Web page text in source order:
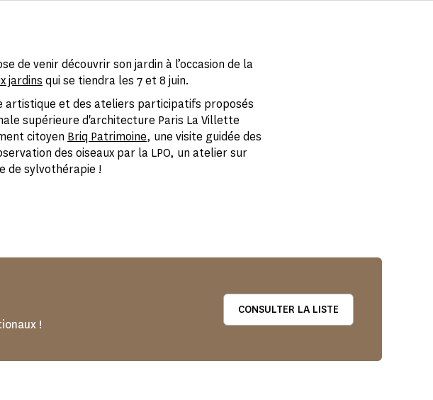
de venir découvrir son jardin à l’occasion de la
jardins qui se tiendra les 7 et 8 juin.
artistique et des ateliers participatifs proposés
supérieure d'architecture Paris La Villette
citoyen Briq Patrimoine, une visite guidée des
des oiseaux par la LPO, un atelier sur
de sylvothérapie !
!
CONSULTER LA LISTE